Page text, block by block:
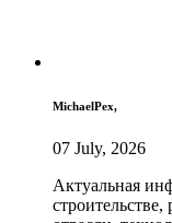
MichaelPex,
07 July, 2026
Актуальная